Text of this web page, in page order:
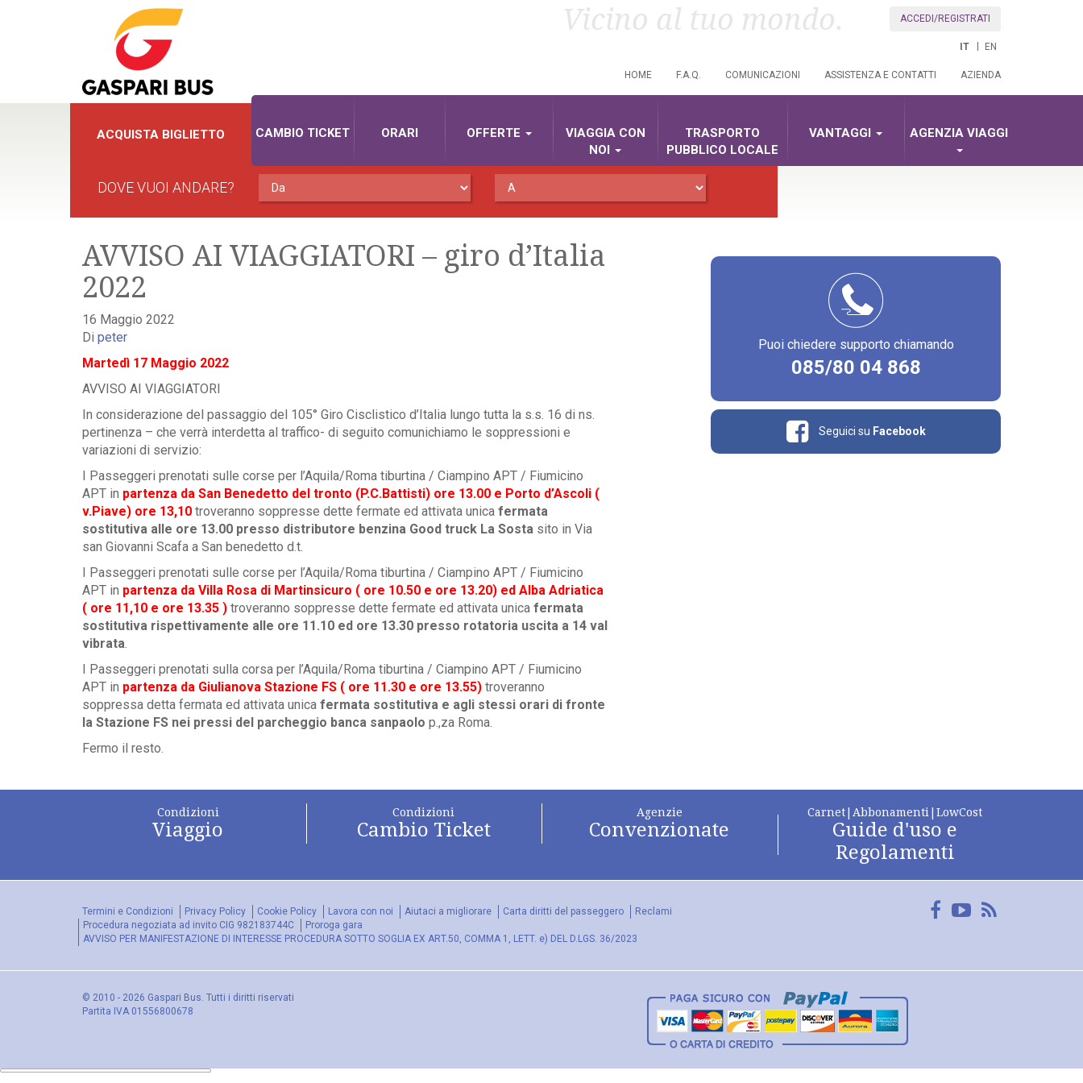
Vicino al tuo mondo. ACCEDI/REGISTRATI
IT EN
ACQUISTA BIGLIETTO CAMBIO TICKET ORARI OFFERTE
VIAGGIA CON
NOI
TRASPORTO
PUBBLICO LOCALE
VANTAGGI AGENZIA VIAGGI
HOME F.A.Q. COMUNICAZIONI ASSISTENZA E CONTATTI AZIENDA
DOVE VUOI ANDARE?
AVVISO AI VIAGGIATORI – giro d’Italia
2022
16 Maggio 2022
Di peter
Martedì 17 Maggio 2022
AVVISO AI VIAGGIATORI
In considerazione del passaggio del 105° Giro Cisclistico d’Italia lungo tutta la s.s. 16 di ns.
pertinenza – che verrà interdetta al traffico- di seguito comunichiamo le soppressioni e
variazioni di servizio:
I Passeggeri prenotati sulle corse per l’Aquila/Roma tiburtina / Ciampino APT / Fiumicino
APT in partenza da San Benedetto del tronto (P.C.Battisti) ore 13.00 e Porto d’Ascoli (
v.Piave) ore 13,10 troveranno soppresse dette fermate ed attivata unica fermata
sostitutiva alle ore 13.00 presso distributore benzina Good truck La Sosta sito in Via
san Giovanni Scafa a San benedetto d.t.
I Passeggeri prenotati sulle corse per l’Aquila/Roma tiburtina / Ciampino APT / Fiumicino
APT in partenza da Villa Rosa di Martinsicuro ( ore 10.50 e ore 13.20) ed Alba Adriatica
( ore 11,10 e ore 13.35 ) troveranno soppresse dette fermate ed attivata unica fermata
sostitutiva rispettivamente alle ore 11.10 ed ore 13.30 presso rotatoria uscita a 14 val
vibrata.
I Passeggeri prenotati sulla corsa per l’Aquila/Roma tiburtina / Ciampino APT / Fiumicino
APT in partenza da Giulianova Stazione FS ( ore 11.30 e ore 13.55) troveranno
soppressa detta fermata ed attivata unica fermata sostitutiva e agli stessi orari di fronte
la Stazione FS nei pressi del parcheggio banca sanpaolo p.,za Roma.
Fermo il resto.
Puoi chiedere supporto chiamando
085/80 04 868
Seguici su Facebook
Condizioni
Viaggio
Condizioni
Cambio Ticket
Agenzie
Convenzionate
Carnet|Abbonamenti|LowCost
Guide d'uso e
Regolamenti
FacebookYouTube
Termini e Condizioni Privacy Policy Cookie Policy Lavora con noi Aiutaci a migliorare Carta diritti del passeggero
Reclami
Procedura negoziata ad invito CIG 982183744C
Proroga gara
AVVISO PER MANIFESTAZIONE DI INTERESSE PROCEDURA SOTTO SOGLIA EX ART.50, COMMA 1, LETT. e) DEL D.LGS. 36/2023
© 2010 - 2026 Gaspari Bus. Tutti i diritti riservati
Partita IVA 01556800678